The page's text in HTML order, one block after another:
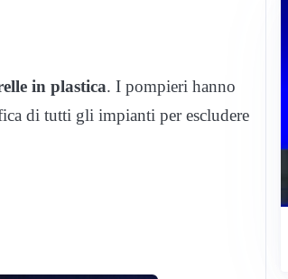
in plastica. I pompieri hanno
di tutti gli impianti per escludere